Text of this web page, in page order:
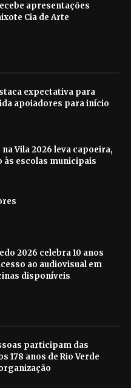
apresentações
Cia de Arte
expectativa para
apoiadores para início
Vila 2026 leva capoeira,
às escolas municipais
2026 celebra 10 anos
ao audiovisual em
disponíveis
participam das
178 anos de Rio Verde